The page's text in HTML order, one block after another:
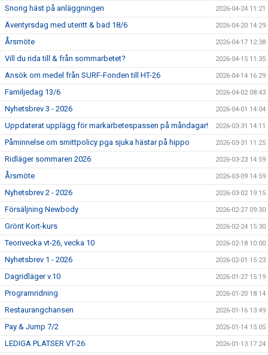
Snorig häst på anläggningen 2026-04-24 11:21
Äventyrsdag med uteritt & bad 18/6 2026-04-20 14:29
Årsmöte 2026-04-17 12:38
Vill du rida till & från sommarbetet? 2026-04-15 11:35
Ansök om medel från SURF-Fonden till HT-26 2026-04-14 16:29
Familjedag 13/6 2026-04-02 08:43
Nyhetsbrev 3 - 2026 2026-04-01 14:04
Uppdaterat upplägg för markarbetespassen på måndagar! 2026-03-31 14:11
Påminnelse om smittpolicy pga sjuka hästar på hippo 2026-03-31 11:25
Ridläger sommaren 2026 2026-03-23 14:59
Årsmöte 2026-03-09 14:59
Nyhetsbrev 2 - 2026 2026-03-02 19:15
Försäljning Newbody 2026-02-27 09:30
Grönt Kort-kurs 2026-02-24 15:30
Teorivecka vt-26, vecka 10 2026-02-18 10:00
Nyhetsbrev 1 - 2026 2026-02-01 15:23
Dagridläger v.10 2026-01-27 15:19
Programridning 2026-01-20 18:14
Restaurangchansen 2026-01-16 13:49
Pay & Jump 7/2 2026-01-14 15:05
LEDIGA PLATSER VT-26 2026-01-13 17:24